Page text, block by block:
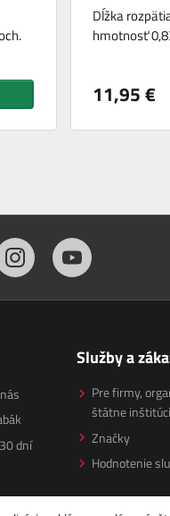
Dĺžka
hmotnosť
11,95 €
dní
Služby a
Pre firmy,
štátne
Značky
Hodnotenie